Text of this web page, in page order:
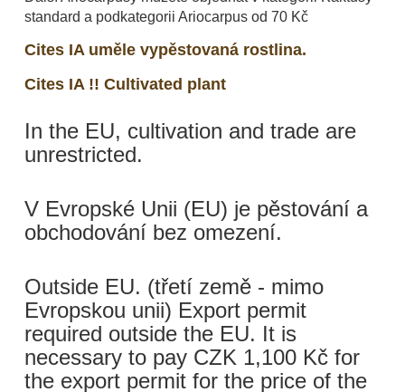
standard a podkategorii Ariocarpus od 70 Kč
Cites IA uměle vypěstovaná rostlina.
Cites IA !! Cultivated plant
In the EU, cultivation and trade are
unrestricted.
V Evropské Unii (EU) je pěstování a
obchodování bez omezení.
Outside EU. (třetí země - mimo
Evropskou unii) Export permit
required outside the EU. It is
necessary to pay CZK 1,100 Kč for
the export permit for the price of the